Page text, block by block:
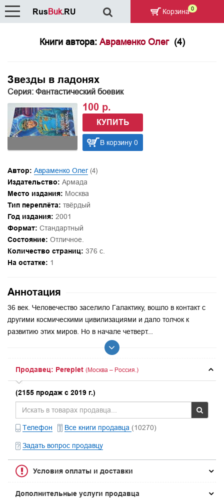
Книги автора: Авраменко Олег (4)
Звезды в ладонях
Серия: Фантастический боевик
100 р.
КУПИТЬ
В корзину 0
Автор: Авраменко Олег (4)
Издательство: Армада
Место издания: Москва
Тип переплёта: твёрдый
Год издания: 2001
Формат: Стандартный
Состояние: Отличное.
Количество страниц: 376 с.
На остатке: 1
Аннотация
36 век. Человечество заселило Галактику, вошло в контакт с
другими космическими цивилизациями и дало толчок к
развитию этих миров. Но в начале четверт...
Продавец: Pereplet (Москва – Россия.)
(2155 продаж с 2019 г.)
Телефон Все книги продавца (10270)
Задать вопрос продавцу
Условия оплаты и доставки
Дополнительные услуги продавца
RusBuk.RU Корзина 0